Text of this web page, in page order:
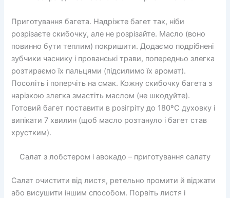
Приготування багета. Надріжте багет так, ніби
розрізаєте скибочку, але не розрізайте. Масло (воно
повинно бути теплим) покришити. Додаємо подрібнені
зубчики часнику і прованські трави, попередньо злегка
розтираємо їх пальцями (підсилимо їх аромат).
Посоліть і поперчіть на смак. Кожну скибочку багета з
нарізкою злегка змастіть маслом (не шкодуйте).
Готовий багет поставити в розігріту до 180ºC духовку і
випікати 7 хвилин (щоб масло розтануло і багет став
хрустким).
Салат з лобстером і авокадо – приготування салату
Салат очистити від листя, ретельно промити й віджати
або висушити іншим способом. Порвіть листя і